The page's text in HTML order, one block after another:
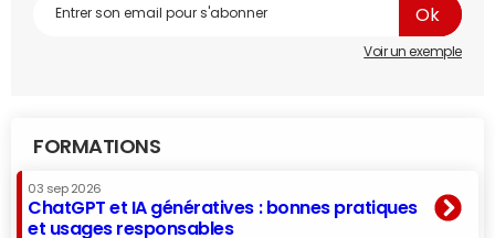
Voir un exemple
FORMATIONS
03 sep 2026
ChatGPT et IA génératives : bonnes pratiques
et usages responsables